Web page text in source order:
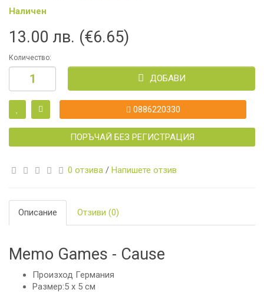
Наличен
13.00 лв. (€6.65)
Количество:
ДОБАВИ
0886220330
ПОРЪЧАЙ БЕЗ РЕГИСТРАЦИЯ
0 отзива / Напишете отзив
Описание Отзиви (0)
Memo Games - Cause
Произход Германия
Размер:5 x 5 см